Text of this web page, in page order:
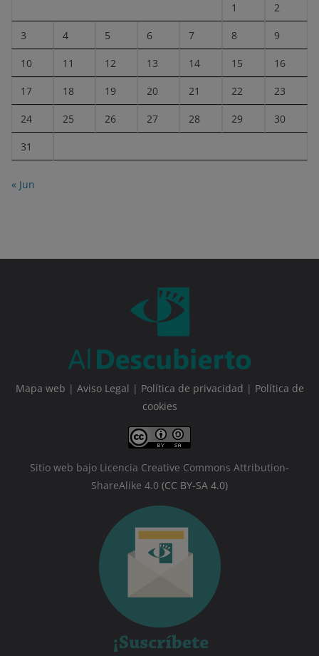
1 2
3 4 5 6 7 8 9
10 11 12 13 14 15 16
17 18 19 20 21 22 23
24 25 26 27 28 29 30
31
« Jun
Mapa web | Aviso Legal | Política de privacidad | Política de
cookies
Sitio web bajo Licencia Creative Commons Attribution-
ShareAlike 4.0 (CC BY-SA 4.0)